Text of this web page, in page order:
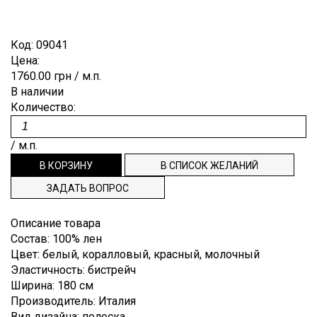
Деворе
Деним
Джерси
punto
Жаккард
Кади
Клетка
Креп
Крепдешин
Крэш
Купонные
ткани
Полиэстр
Шёлк
Шерсть
Burberry
Cerruti
Dior
Dolce&Gabbana
Emilio
Pucci
Escada
Etro
Gucci
Hugo
Boss
Louis
Vuitton
Костюмные
Пальтовые,
плащевые
Подкладочные
Рубашечные
ВНОВЬ
В
ПРОДАЖЕ
РЕПСОВАЯ
ЛЕНТА
ТЕСЬМА,
ДОВЯЗЫ
ЭТИКЕТКИ
СПИСОК
ЖЕЛАНИЙ
ТЕХПОДДЕРЖКА
ИНФОРМАЦИЯ
НАША
ФИЛОСОФИЯ
ИНФОРМАЦИЯ
ДЛЯ
ПОКУПАТЕЛЯ
ДОСТАВКА
И ОПЛАТА
Код: 09041
Цена:
1760.00 грн / м.п.
В наличии
Количество:
/ м.п.
ЗАДАТЬ ВОПРОС
Описание товара
Состав: 100% лен
Цвет: белый, коралловый, красный, молочный
Эластичность: бистрейч
Ширина: 180 см
Производитель: Италия